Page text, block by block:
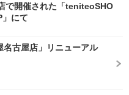
で開催された「teniteoSHO
」にて
名古屋店」リニューアル